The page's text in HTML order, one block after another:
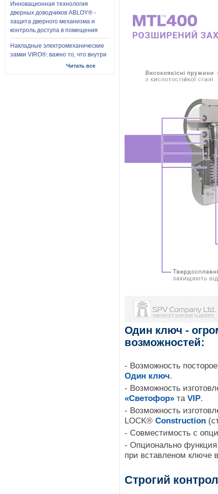
Один ключ -
возможностей:
- Возможность
Один ключ.
- Возможность
«Светофор» та VIP.
- Возможность
LOCK® Construction
- Совместимость с
- Опционально
при вставленом ключе
Строгий
Инновационная технология
дверных доводчиков ABLOY® -
защита дверного механизма и
контроль доступа в помещения
Накладные электромеханические
замки VIRO®: важно то, что внутри
Читать все